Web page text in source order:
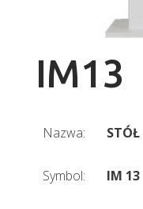
IM13
Nazwa: STÓŁ
Symbol: IM 13